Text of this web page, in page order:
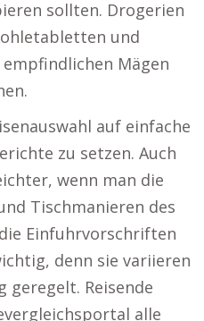
sollten. Drogerien
und
Mägen
auf einfache
zu setzen. Auch
wenn man die
Tischmanieren des
Einfuhrvorschriften
denn sie variieren
Reisende
alle